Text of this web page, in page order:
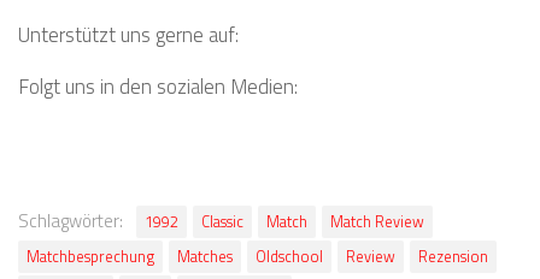
Unterstützt uns gerne auf:
Folgt uns in den sozialen Medien:
Schlagwörter: 1992 Classic Match
Match Review
Matchbesprechung
Matches Oldschool Review
Rezension